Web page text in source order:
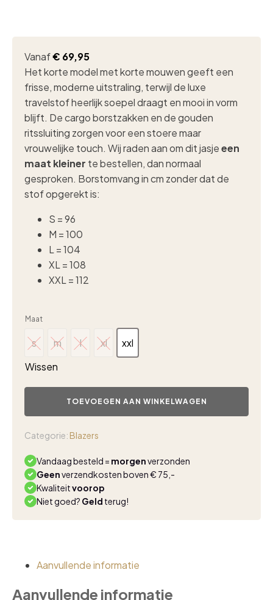
Vanaf€ 69,95
Het korte model met korte mouwen geeft een
frisse, moderne uitstraling, terwijl de luxe
travelstof heerlijk soepel draagt en mooi in vorm
blijft. De cargo borstzakken en de gouden
ritssluiting zorgen voor een stoere maar
vrouwelijke touch. Wij raden aan om dit jasjeeen
maat kleiner te bestellen, dan normaal
gesproken. Borstomvang in cm zonder dat de
stof opgerekt is:
S = 96
M = 100
L = 104
XL = 108
XXL = 112
Maat
s
s
m
m
l
l
xl
xl
xxl
xxl
Wissen
Triple
pockets
kit
aantal
TOEVOEGEN AAN WINKELWAGEN
Categorie: Blazers
Vandaag besteld = morgenverzonden
Geenverzendkosten boven € 75,-
Kwaliteitvoorop
Niet goed? Geld terug!
Aanvullende informatie
Aanvullende informatie